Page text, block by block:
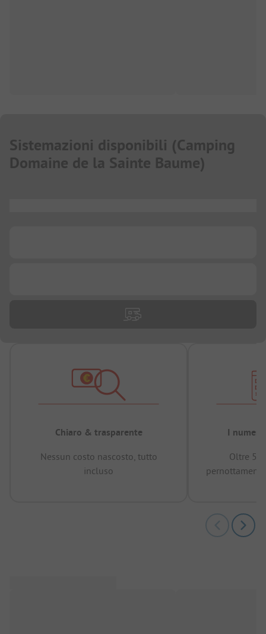
Sistemazioni disponibili (Camping
Domaine de la Sainte Baume)
Chiaro & trasparente
Nessun costo nascosto, tutto
incluso
I numeri
Oltre